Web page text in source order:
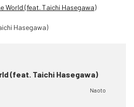
World (feat. Taichi Hasegawa)
(feat. Taichi Hasegawa)
Naoto